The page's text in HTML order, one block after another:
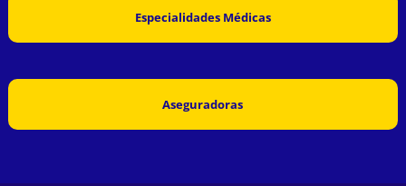
Especialidades Médicas
Aseguradoras